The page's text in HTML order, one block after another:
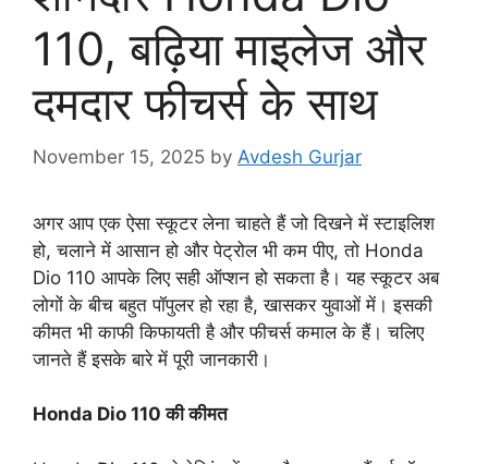
110, बढ़िया माइलेज और
दमदार फीचर्स के साथ
November 15, 2025 by Avdesh Gurjar
अगर आप एक ऐसा स्कूटर लेना चाहते हैं जो दिखने में स्टाइलिश
हो, चलाने में आसान हो और पेट्रोल भी कम पीए, तो Honda
Dio 110 आपके लिए सही ऑप्शन हो सकता है। यह स्कूटर अब
लोगों के बीच बहुत पॉपुलर हो रहा है, खासकर युवाओं में। इसकी
कीमत भी काफी किफायती है और फीचर्स कमाल के हैं। चलिए
जानते हैं इसके बारे में पूरी जानकारी।
Honda Dio 110 की कीमत